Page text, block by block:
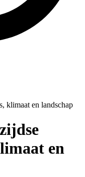
klimaat en landschap
en